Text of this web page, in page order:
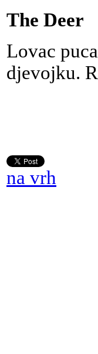
The Deer
Lovac
djevojku.
na vrh